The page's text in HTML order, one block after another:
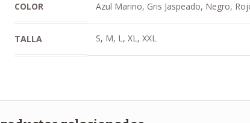
COLOR Azul Marino, Gris Jaspeado, Negro,
TALLA S, M, L, XL, XXL